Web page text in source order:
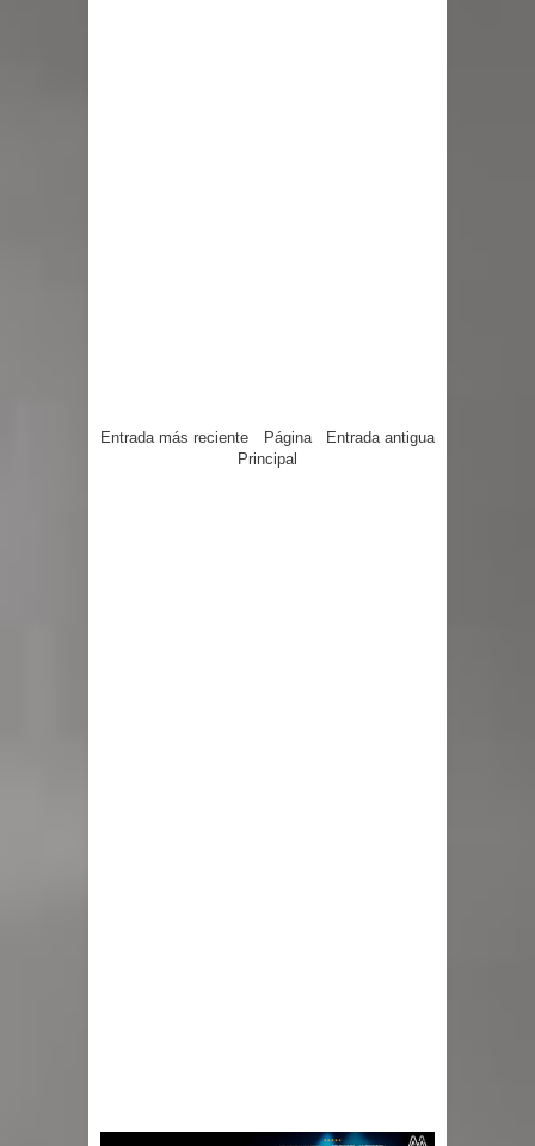
Entrada más reciente Entrada antigua
Página
Principal